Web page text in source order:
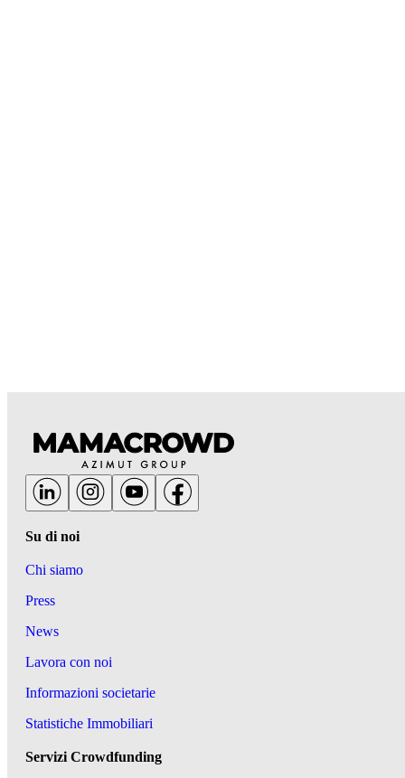
Su di noi
Chi siamo
Press
News
Lavora con noi
Informazioni societarie
Statistiche Immobiliari
Servizi Crowdfunding